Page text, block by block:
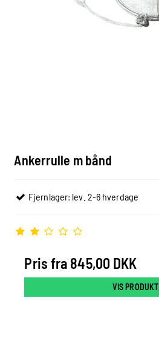
Ankerrulle m bånd
Fjernlager: lev. 2-6 hverdage
Pris fra 845,00 DKK
VIS PRODUKT